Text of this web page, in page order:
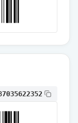
通常出荷